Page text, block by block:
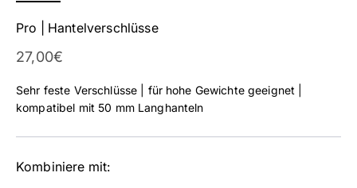
Pro | Hantelverschlüsse
Angebot
27,00€
Sehr feste Verschlüsse | für hohe Gewichte geeignet |
kompatibel mit 50 mm Langhanteln
Kombiniere mit: